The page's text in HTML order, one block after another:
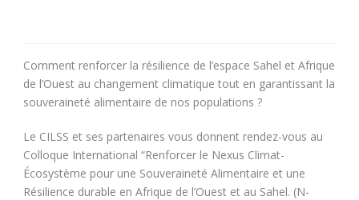
Comment renforcer la résilience de l’espace Sahel et Afrique
de l’Ouest au changement climatique tout en garantissant la
souveraineté alimentaire de nos populations ?
Le CILSS et ses partenaires vous donnent rendez-vous au
Colloque International “Renforcer le Nexus Climat-
Écosystème pour une Souveraineté Alimentaire et une
Résilience durable en Afrique de l’Ouest et au Sahel. (N-